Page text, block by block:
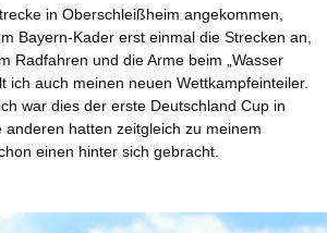
in Oberschleißheim angekommen,
Bayern-Kader erst einmal die Strecken an,
Radfahren und die Arme beim „Wasser
ich auch meinen neuen Wettkampfeinteiler.
war dies der erste Deutschland Cup in
anderen hatten zeitgleich zu meinem
einen hinter sich gebracht.